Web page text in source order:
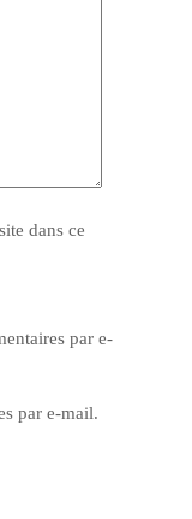
dans ce
par e-
par e-mail.